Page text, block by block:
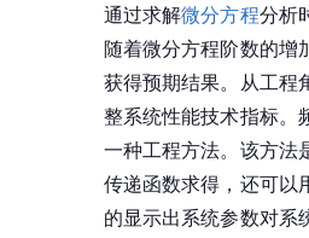
通过求解微分方程分析
随着微分方程阶数的增
获得预期结果。从工程
整系统性能技术指标。
一种工程方法。该方法
传递函数求得，还可以
的显示出系统参数对系